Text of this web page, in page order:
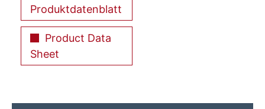
Produktdatenblatt
Product Data
Sheet